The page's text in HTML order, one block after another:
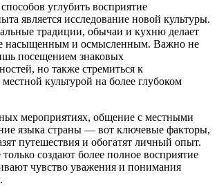
углубить восприятие
является исследование новой культуры.
традиции, обычаи и кухню делает
насыщенным и осмысленным. Важно не
посещением знаковых
но также стремиться к
культурой на более глубоком
мероприятиях, общение с местными
языка страны — вот ключевые факторы,
путешествия и обогатят личный опыт.
создают более полное восприятие
чувство уважения и понимания